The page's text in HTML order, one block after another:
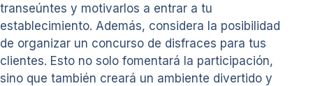
transeúntes y motivarlos a entrar a tu
establecimiento. Además, considera la posibilidad
de organizar un concurso de disfraces para tus
clientes. Esto no solo fomentará la participación,
sino que también creará un ambiente divertido y